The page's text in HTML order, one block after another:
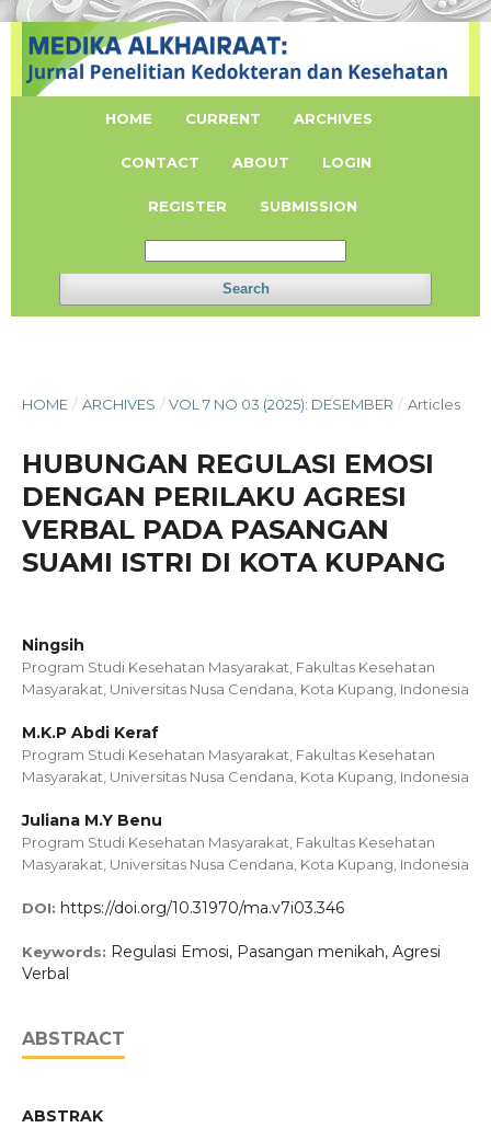
HOME CURRENT ARCHIVES
CONTACT ABOUT LOGIN
REGISTER SUBMISSION
Search
HOME / ARCHIVES / VOL 7 NO 03 (2025): DESEMBER / Articles
HUBUNGAN REGULASI EMOSI
DENGAN PERILAKU AGRESI
VERBAL PADA PASANGAN
SUAMI ISTRI DI KOTA KUPANG
Ningsih
Program Studi Kesehatan Masyarakat, Fakultas Kesehatan
Masyarakat, Universitas Nusa Cendana, Kota Kupang, Indonesia
M.K.P Abdi Keraf
Program Studi Kesehatan Masyarakat, Fakultas Kesehatan
Masyarakat, Universitas Nusa Cendana, Kota Kupang, Indonesia
Juliana M.Y Benu
Program Studi Kesehatan Masyarakat, Fakultas Kesehatan
Masyarakat, Universitas Nusa Cendana, Kota Kupang, Indonesia
DOI: https://doi.org/10.31970/ma.v7i03.346
Keywords: Regulasi Emosi, Pasangan menikah, Agresi
Verbal
ABSTRACT
ABSTRAK